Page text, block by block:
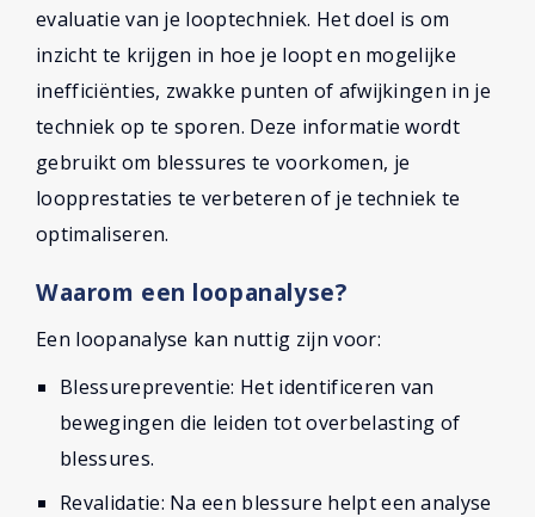
evaluatie van je looptechniek. Het doel is om
inzicht te krijgen in hoe je loopt en mogelijke
inefficiënties, zwakke punten of afwijkingen in je
techniek op te sporen. Deze informatie wordt
gebruikt om blessures te voorkomen, je
loopprestaties te verbeteren of je techniek te
optimaliseren.
Waarom een loopanalyse?
Een loopanalyse kan nuttig zijn voor:
Blessurepreventie: Het identificeren van
bewegingen die leiden tot overbelasting of
blessures.
Revalidatie: Na een blessure helpt een analyse